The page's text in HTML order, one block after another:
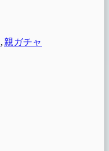
, 親ガチャ